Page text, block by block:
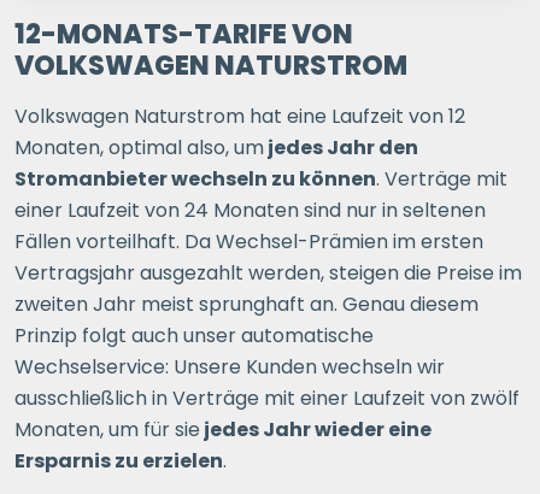
Ihre Postleitzahl
ERSPARNIS BERECHNEN
oderdirekt registrieren
12-MONATS-TARIFE VON
VOLKSWAGEN NATURSTROM
Volkswagen Naturstrom hat eine Laufzeit von 12
Monaten, optimal also, umjedes Jahr den
Stromanbieter wechseln zu können. Verträge mit
einer Laufzeit von 24 Monaten sind nur in seltenen
Fällen vorteilhaft. Da Wechsel-Prämien im ersten
Vertragsjahr ausgezahlt werden, steigen die Preise im
zweiten Jahr meist sprunghaft an. Genau diesem
Prinzip folgt auch unser automatische
Wechselservice: Unsere Kunden wechseln wir
ausschließlich in Verträge mit einer Laufzeit von zwölf
Monaten, um für sie jedes Jahr wieder eine
Ersparnis zu erzielen.